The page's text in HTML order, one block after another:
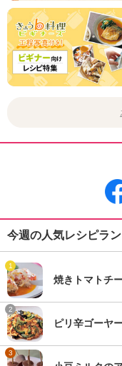
今週の人気レシピラ
1
焼きトマトチ
2
ピリ辛ゴーヤ
3